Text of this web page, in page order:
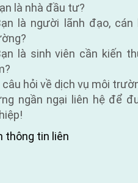
là nhà đầu tư?
là người lãnh đạo,
là sinh viên cần kiến
câu hỏi về dịch vụ môi
ngần ngại liên hệ để
thông tin liên